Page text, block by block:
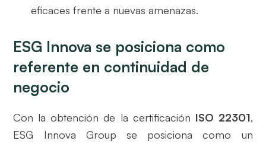
eficaces frente a nuevas amenazas.
ESG Innova se posiciona como
referente en continuidad de
negocio
Con la obtención de la certificación ISO 22301,
ESG Innova Group se posiciona como un